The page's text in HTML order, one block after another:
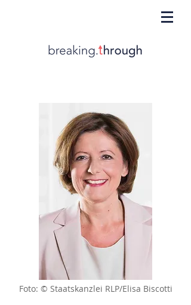
Foto: © Staatskanzlei RLP/Elisa Biscotti